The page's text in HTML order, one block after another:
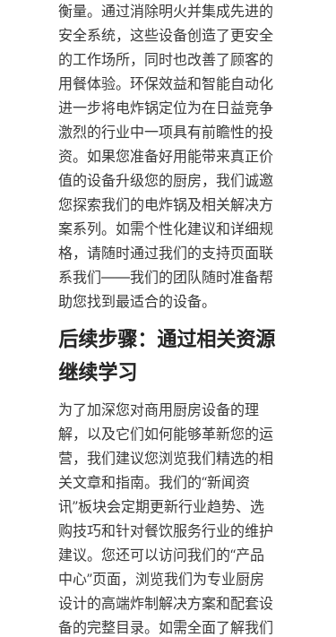
衡量。通过消除明火并集成先进的
安全系统，这些设备创造了更安全
的工作场所，同时也改善了顾客的
用餐体验。环保效益和智能自动化
进一步将电炸锅定位为在日益竞争
激烈的行业中一项具有前瞻性的投
资。如果您准备好用能带来真正价
值的设备升级您的厨房，我们诚邀
您探索我们的电炸锅及相关解决方
案系列。如需个性化建议和详细规
格，请随时通过我们的支持页面联
系我们——我们的团队随时准备帮
助您找到最适合的设备。
后续步骤：通过相关资源
为了加深您对商用厨房设备的理
解，以及它们如何能够革新您的运
营，我们建议您浏览我们精选的相
关文章和指南。我们的“新闻资
讯”板块会定期更新行业趋势、选
购技巧和针对餐饮服务行业的维护
建议。您还可以访问我们的“产品
中心”页面，浏览我们为专业厨房
设计的高端炸制解决方案和配套设
备的完整目录。如需全面了解我们